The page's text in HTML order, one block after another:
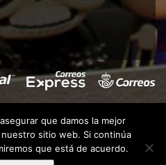
- Todos los derechos
que damos la mejor
sitio web. Si continúa
que está de acuerdo.